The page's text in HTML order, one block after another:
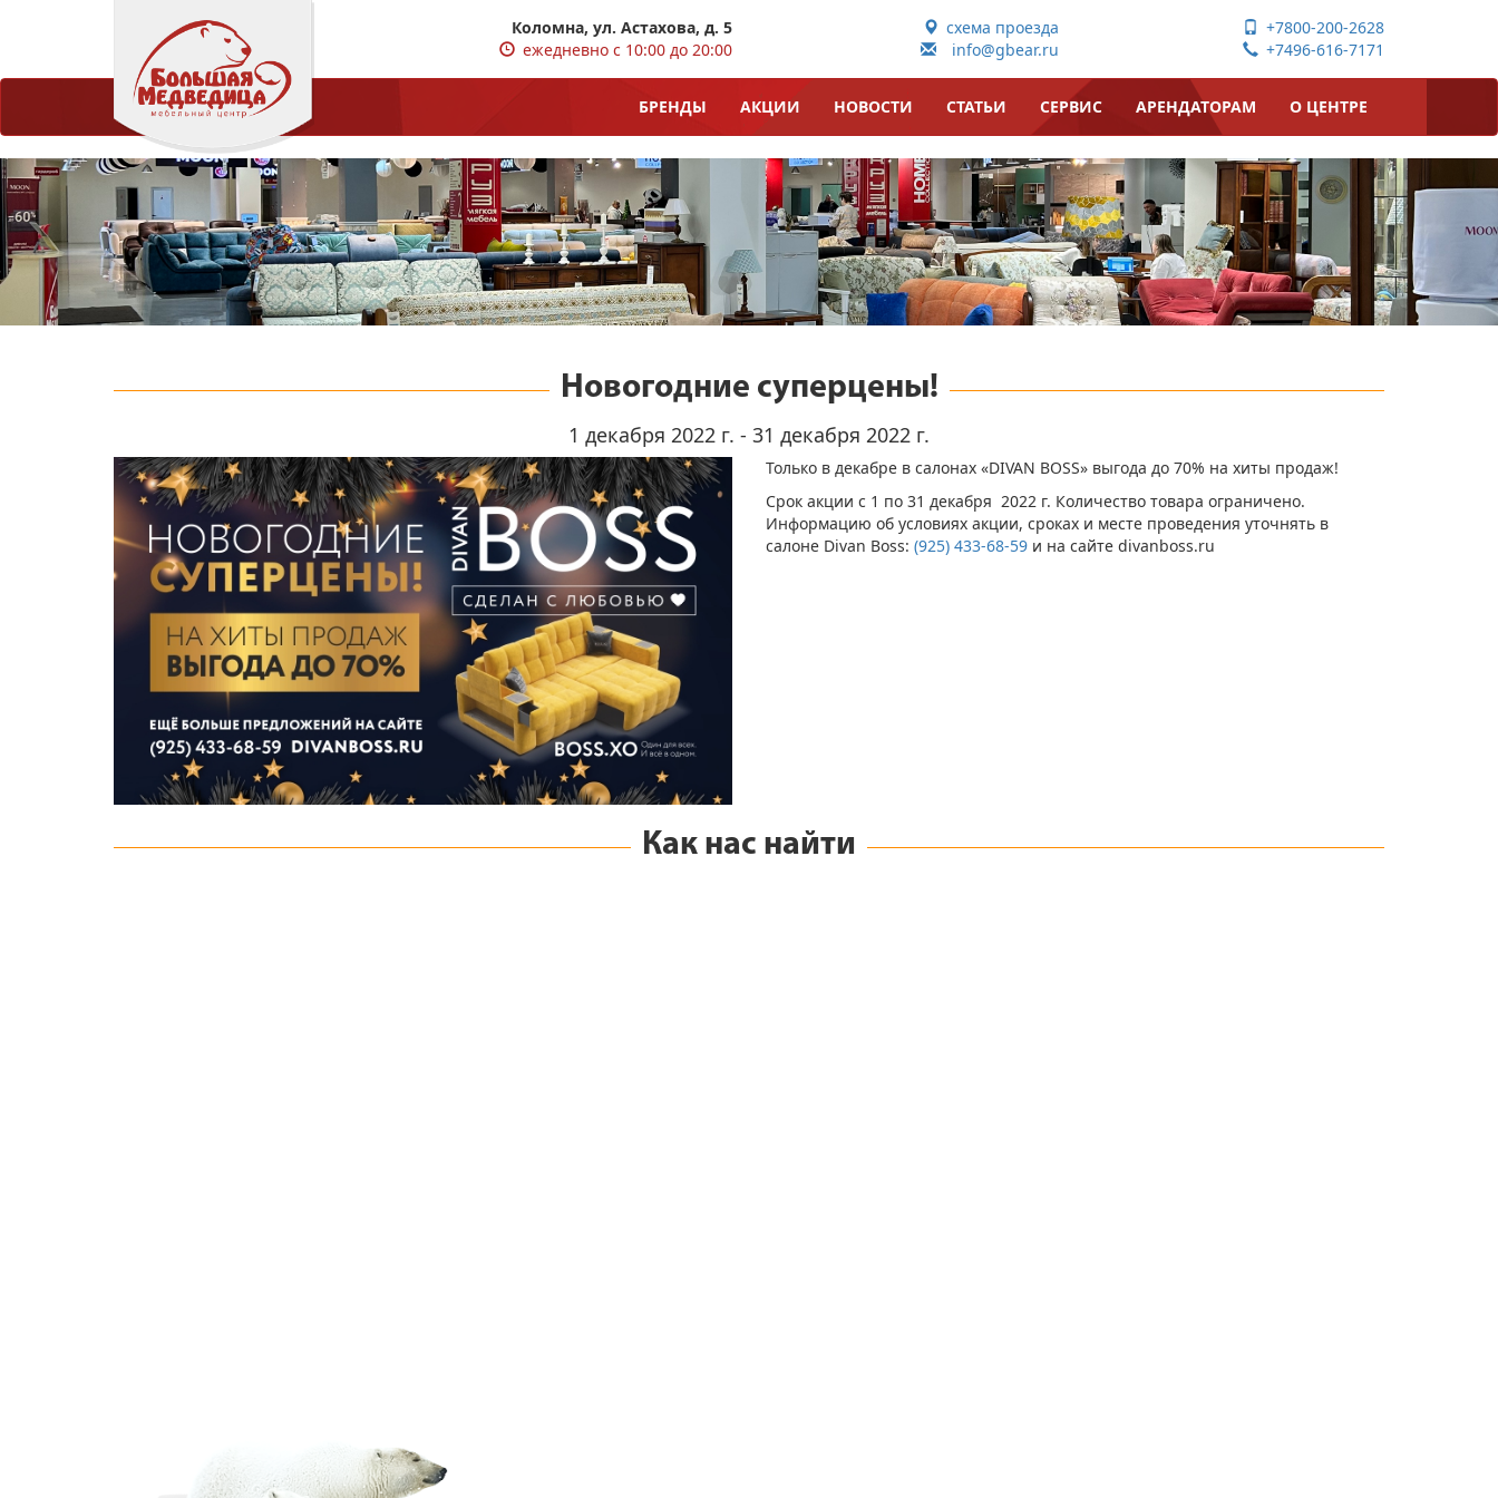
Коломна, ул. Астахова, д. 5
ежедневно с 10:00 до 20:00
схема проезда
info@gbear.ru
+7800-200-2628
+7496-616-7171
БРЕНДЫ АКЦИИ НОВОСТИ СТАТЬИ СЕРВИС АРЕНДАТОРАМ О ЦЕНТРЕ
Новогодние суперцены!
1 декабря 2022 г. - 31 декабря 2022 г.
Только в декабре в салонах «DIVAN BOSS» выгода до 70% на хиты продаж!
Срок акции с 1 по 31 декабря 2022 г. Количество товара ограничено.
Информацию об условиях акции, сроках и месте проведения уточнять в
салоне Divan Boss: (925) 433-68-59 и на сайте divanboss.ru
Как нас найти